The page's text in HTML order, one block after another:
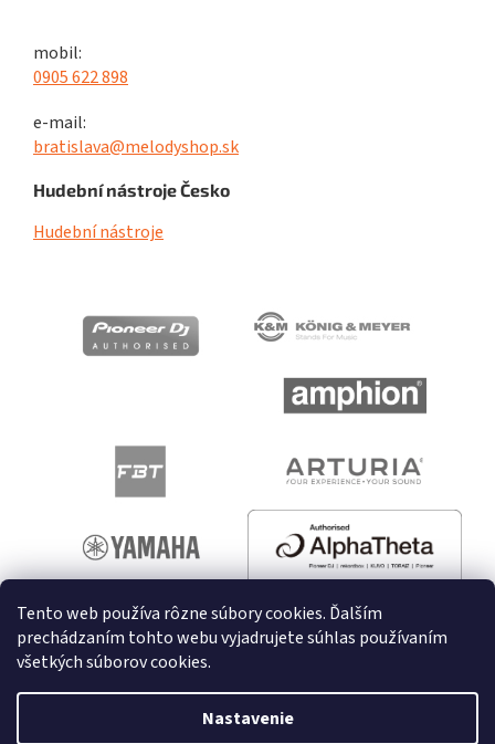
Tento web používa rôzne súbory cookies. Ďalším
prechádzaním tohto webu vyjadrujete súhlas používaním
všetkých súborov cookies.
Nastavenie
mobil:
0905 622 898
e-mail:
bratislava@melodyshop.sk
Hudební nástroje Česko
Hudební nástroje
Vytvoril Shoptet